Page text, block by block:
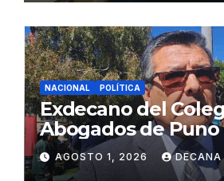
NACIONAL POLÍTICA
Exdecano del
Abogados de
propuestas sobre
ciudadana
AGOSTO 1, 2026 DECANA